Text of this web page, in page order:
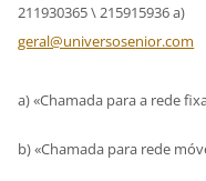
211930365 \ 215915936 a)
geral@universosenior.com
a) «Chamada para a rede
b) «Chamada para rede